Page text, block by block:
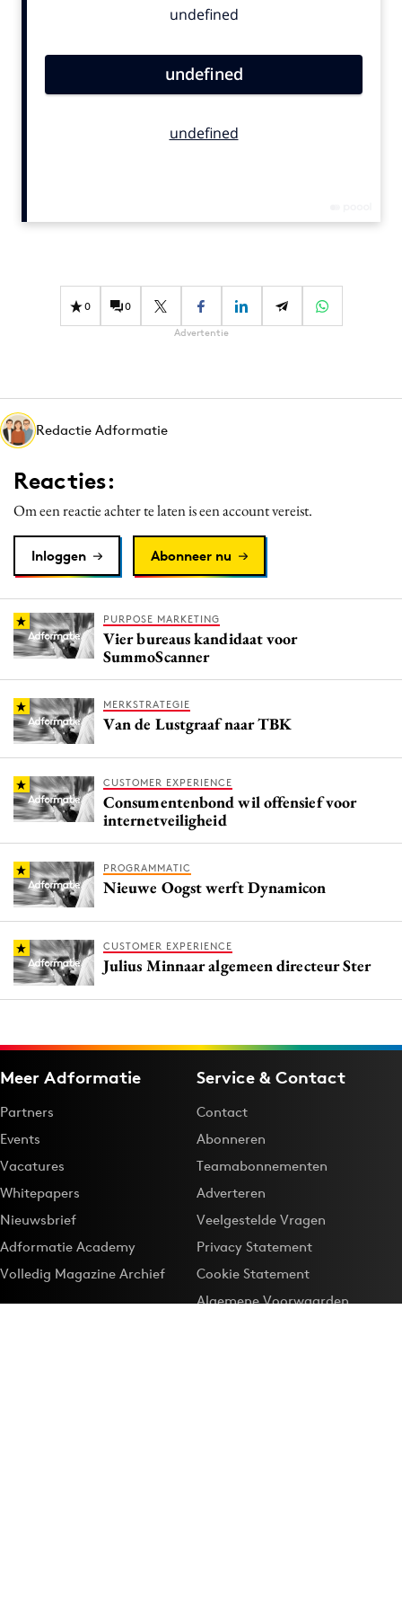
Contentmarketing
Effectiviteit
Gedragsverandering
Martech
Media
Merkstrategie
PR
Programmatic
Reputatie & crisis
0 0
Advertentie
Redactie Adformatie
Reacties:
Om een reactie achter te laten is een account vereist.
Inloggen Abonneer nu
PURPOSE MARKETING
Vier bureaus kandidaat voor
SummoScanner
MERKSTRATEGIE
Van de Lustgraaf naar TBK
CUSTOMER EXPERIENCE
Consumentenbond wil offensief voor
internetveiligheid
PROGRAMMATIC
Nieuwe Oogst werft Dynamicon
CUSTOMER EXPERIENCE
Julius Minnaar algemeen directeur Ster
Meer Adformatie
Partners
Events
Vacatures
Whitepapers
Nieuwsbrief
Adformatie Academy
Volledig Magazine Archief
Service & Contact
Contact
Abonneren
Teamabonnementen
Adverteren
Veelgestelde Vragen
Privacy Statement
Cookie Statement
Algemene Voorwaarden